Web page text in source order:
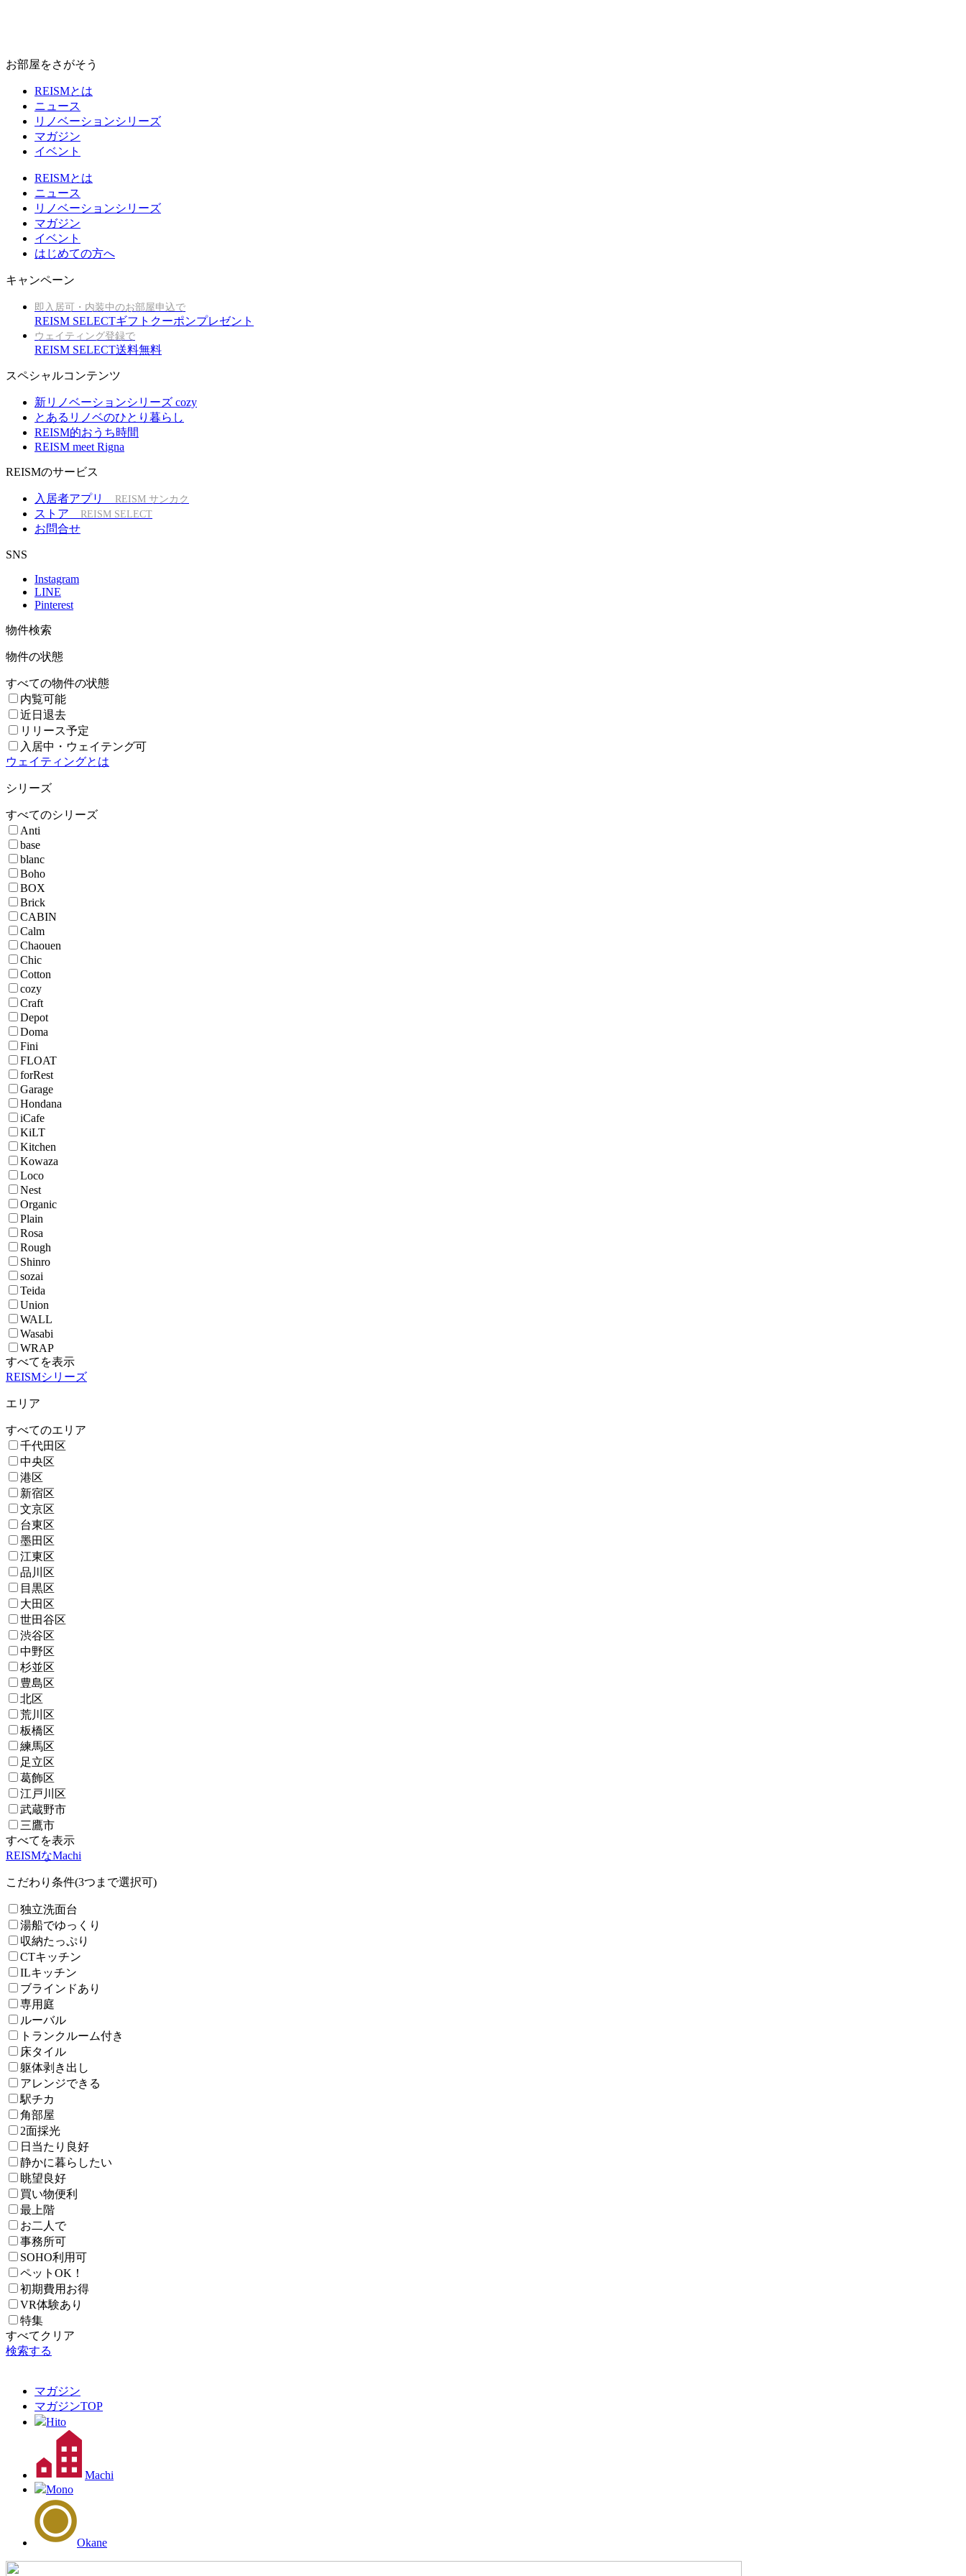
お部屋をさがそう
REISMとは
ニュース
リノベーションシリーズ
マガジン
イベント
REISMとは
ニュース
リノベーションシリーズ
マガジン
イベント
はじめての方へ
キャンペーン
即入居可・内装中のお部屋申込で
REISM SELECTギフトクーポンプレゼント
ウェイティング登録で
REISM SELECT送料無料
スペシャルコンテンツ
新リノベーションシリーズ cozy
とあるリノベのひとり暮らし
REISM的おうち時間
REISM meet Rigna
REISMのサービス
入居者アプリ REISM サンカク
ストア REISM SELECT
お問合せ
SNS
Instagram
LINE
Pinterest
物件検索
物件の状態
すべての物件の状態
内覧可能
近日退去
リリース予定
入居中・ウェイテング可
ウェイティングとは
シリーズ
すべてのシリーズ
Anti
base
blanc
Boho
BOX
Brick
CABIN
Calm
Chaouen
Chic
Cotton
cozy
Craft
Depot
Doma
Fini
FLOAT
forRest
Garage
Hondana
iCafe
KiLT
Kitchen
Kowaza
Loco
Nest
Organic
Plain
Rosa
Rough
Shinro
sozai
Teida
Union
WALL
Wasabi
WRAP
すべてを表示
REISMシリーズ
エリア
すべてのエリア
千代田区
中央区
港区
新宿区
文京区
台東区
墨田区
江東区
品川区
目黒区
大田区
世田谷区
渋谷区
中野区
杉並区
豊島区
北区
荒川区
板橋区
練馬区
足立区
葛飾区
江戸川区
武蔵野市
三鷹市
すべてを表示
REISMなMachi
こだわり条件(3つまで選択可)
独立洗面台
湯船でゆっくり
収納たっぷり
CTキッチン
ILキッチン
ブラインドあり
専用庭
ルーバル
トランクルーム付き
床タイル
躯体剥き出し
アレンジできる
駅チカ
角部屋
2面採光
日当たり良好
静かに暮らしたい
眺望良好
買い物便利
最上階
お二人で
事務所可
SOHO利用可
ペットOK！
初期費用お得
VR体験あり
特集
すべてクリア
検索する
マガジン
マガジンTOP
Hito
Machi
Mono
Okane